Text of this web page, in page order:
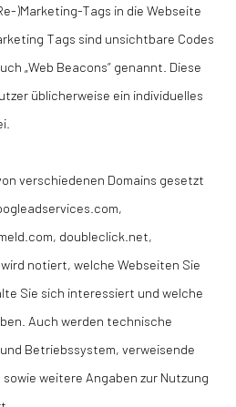
)Marketing-Tags in die Webseite
Tags sind unsichtbare Codes
„Web Beacons“ genannt. Diese
üblicherweise ein individuelles
verschiedenen Domains gesetzt
doubleclick.net,
notiert, welche Webseiten Sie
Sie sich interessiert und welche
Auch werden technische
Betriebssystem, verweisende
weitere Angaben zur Nutzung